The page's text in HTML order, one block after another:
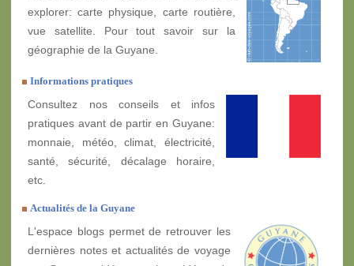
explorer: carte physique, carte routière,
vue satellite. Pour tout savoir sur la
géographie de la Guyane.
Informations pratiques
Consultez nos conseils et infos
pratiques avant de partir en Guyane:
monnaie, météo, climat, électricité,
santé, sécurité, décalage horaire,
etc.
Actualités de la Guyane
L'espace blogs permet de retrouver les
dernières notes et actualités de voyage